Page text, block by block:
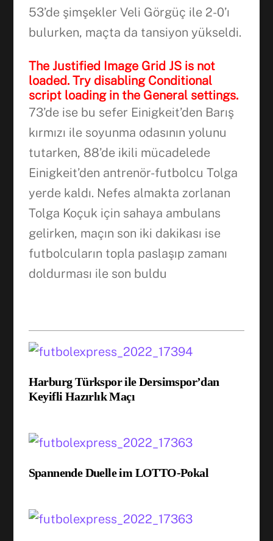
53’de şimşekler Veli Görgüç ile 2-0’ı
bulurken, maçta da tansiyon yükseldi.
The Justified Image Grid JS is not
loaded. Try disabling Conditional
script loading in the General settings.
73’de ise bu sefer Einigkeit’den Barış
kırmızı ile soyunma odasının yolunu
tutarken, 88’de ikili mücadelede
Einigkeit’den antrenör-futbolcu Tolga
yerde kaldı. Nefes almakta zorlanan
Tolga Koçuk için sahaya ambulans
gelirken, maçın son iki dakikası ise
futbolcuların topla paslaşıp zamanı
doldurması ile son buldu
Harburg Türkspor ile Dersimspor’dan
Keyifli Hazırlık Maçı
Spannende Duelle im LOTTO-Pokal